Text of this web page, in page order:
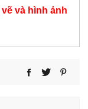
và hình ảnh